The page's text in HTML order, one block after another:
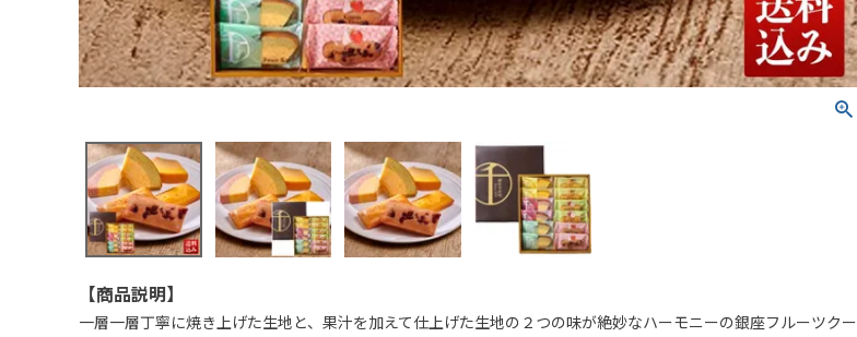
【商品説明】
一層一層丁寧に焼き上げた生地と、果汁を加えて仕上げた生地の２つの味が絶妙なハーモニーの銀座フルーツクー